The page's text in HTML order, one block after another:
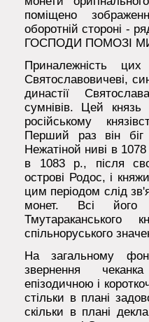
поміщено
оборотній стороні -
ГОСПОДИ ПОМОЗІ
Приналежність
Святославовичеві,
династії
сумнівів. Цей князь
російському
Перший раз він
Нежатіной ниві в
в 1083 р., після
острові Родос, і
цим періодом слід
монет. Всі
спільноруського
На загальному фоні
звернення
епізодичною і
стільки в плані
скільки в плані